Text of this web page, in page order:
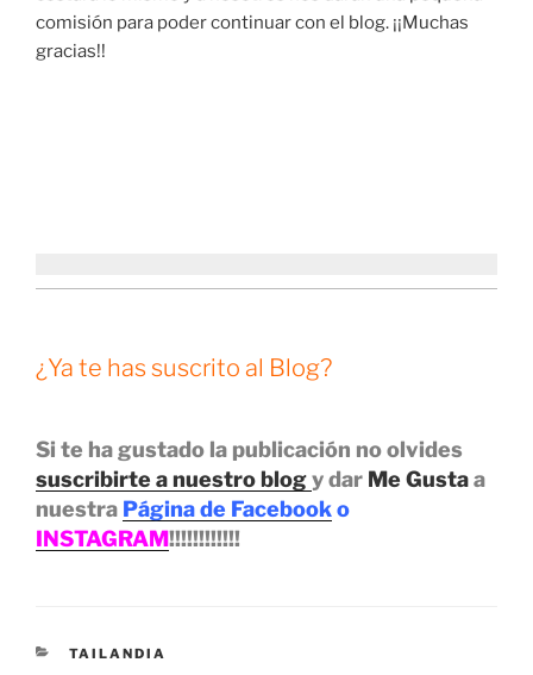
comisión para poder continuar con el blog. ¡¡Muchas
gracias!!
¿Ya te has suscrito al Blog?
Si te ha gustado la publicación no olvides
suscribirte a nuestro blogy dar Me Gustaa
nuestra Página de Facebooko
INSTAGRAM!!!!!!!!!!!!
CATEGORÍAS
TAILANDIA